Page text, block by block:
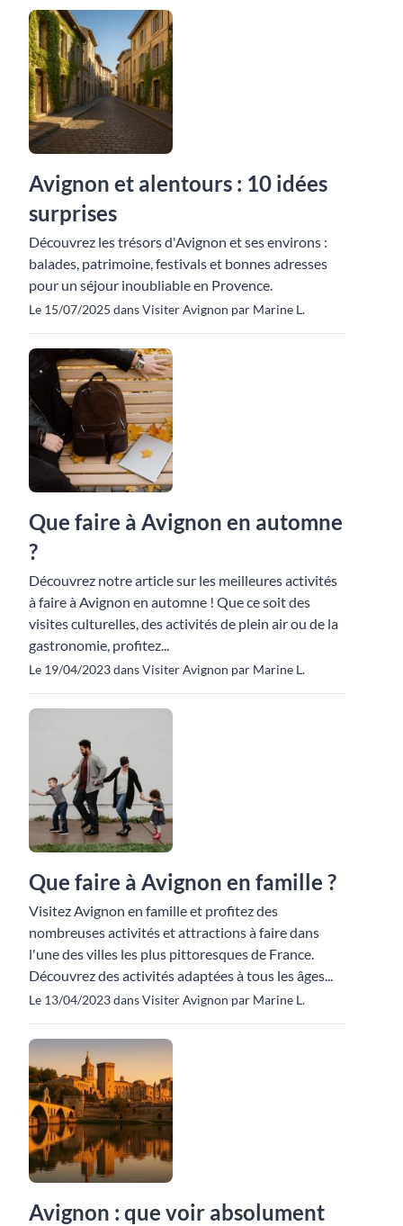
Avignon et alentours : 10 idées
surprises
Découvrez les trésors d'Avignon et ses environs :
balades, patrimoine, festivals et bonnes adresses
pour un séjour inoubliable en Provence.
Le 15/07/2025 dans Visiter Avignon par Marine L.
Que faire à Avignon en automne
?
Découvrez notre article sur les meilleures activités
à faire à Avignon en automne ! Que ce soit des
visites culturelles, des activités de plein air ou de la
gastronomie, profitez...
Le 19/04/2023 dans Visiter Avignon par Marine L.
Que faire à Avignon en famille ?
Visitez Avignon en famille et profitez des
nombreuses activités et attractions à faire dans
l'une des villes les plus pittoresques de France.
Découvrez des activités adaptées à tous les âges...
Le 13/04/2023 dans Visiter Avignon par Marine L.
Avignon : que voir absolument